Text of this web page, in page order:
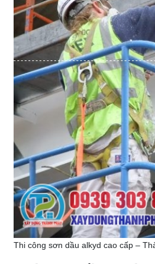
Thi công sơn dầu alkyd cao cấp –